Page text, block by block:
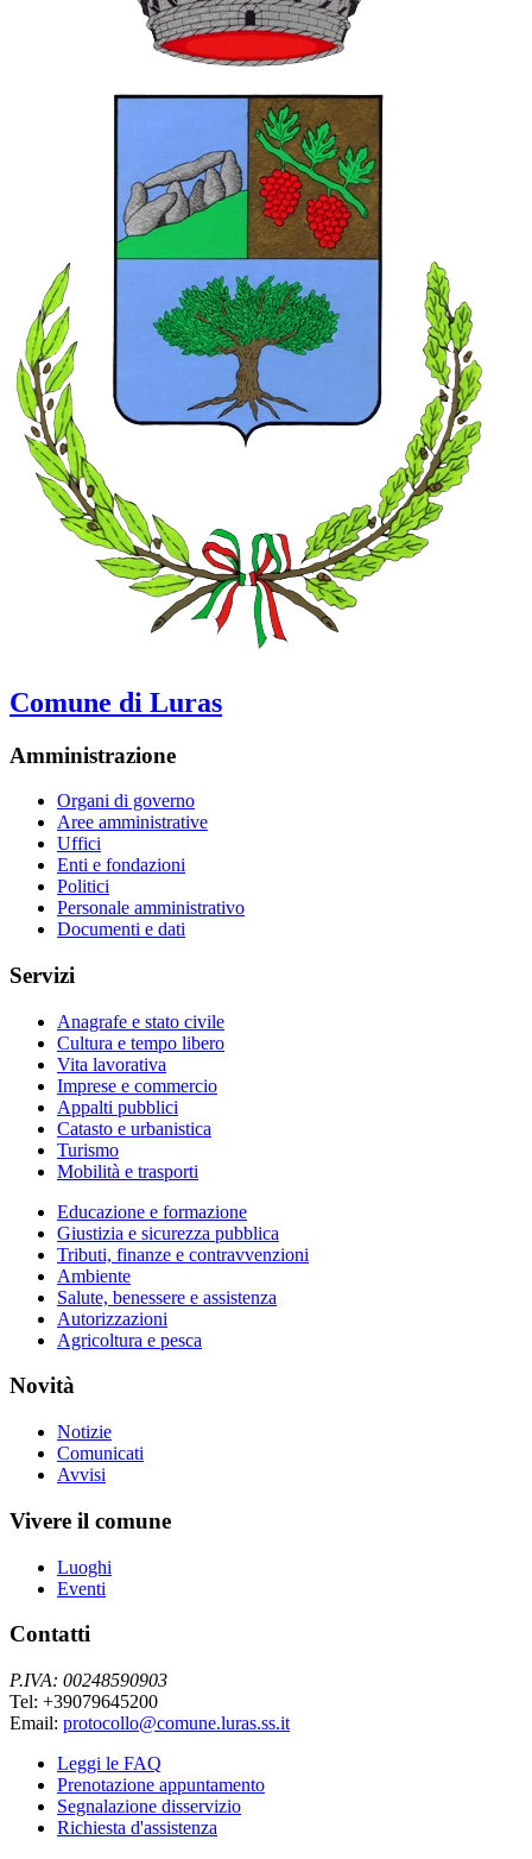
Comune di Luras
Amministrazione
Organi di governo
Aree amministrative
Uffici
Enti e fondazioni
Politici
Personale amministrativo
Documenti e dati
Servizi
Anagrafe e stato civile
Cultura e tempo libero
Vita lavorativa
Imprese e commercio
Appalti pubblici
Catasto e urbanistica
Turismo
Mobilità e trasporti
Educazione e formazione
Giustizia e sicurezza pubblica
Tributi, finanze e contravvenzioni
Ambiente
Salute, benessere e assistenza
Autorizzazioni
Agricoltura e pesca
Novità
Notizie
Comunicati
Avvisi
Vivere il comune
Luoghi
Eventi
Contatti
P.IVA: 00248590903
Tel: +39079645200
Email: protocollo@comune.luras.ss.it
Leggi le FAQ
Prenotazione appuntamento
Segnalazione disservizio
Richiesta d'assistenza